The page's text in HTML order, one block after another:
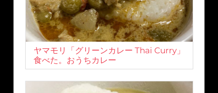
ヤマモリ「グリーンカレー Thai Curry」
食べた。おうちカレー